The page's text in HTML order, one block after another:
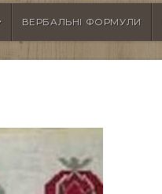
ВЕРБАЛЬНІ ФОРМУЛИ